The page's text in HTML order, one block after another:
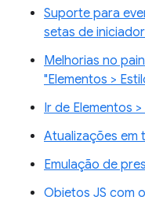
Suporte para
setas de
Melhorias no
"Elementos >
Ir de Elementos
Atualizações em
Emulação de
Objetos JS com